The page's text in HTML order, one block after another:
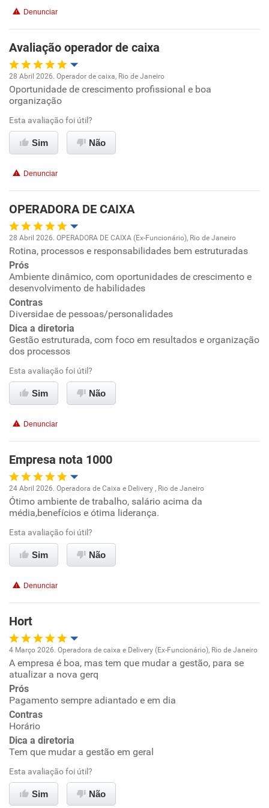
Recomenda esta empresa
Recomenda a diretoria
Denunciar
Avaliação operador de caixa
Oportunidade de promoção
Ambiente de trabalho
Conciliação com a vida familiar
Recomenda esta empresa
Recomenda a diretoria
28 Abril 2026. Operador de caixa, Rio de Janeiro
Oportunidade de crescimento profissional e boa
organização
Esta avaliação foi útil?
Sim Não
Denunciar
OPERADORA DE CAIXA
Oportunidade de promoção
Ambiente de trabalho
Conciliação com a vida familiar
Benefícios
Recomenda esta empresa
Recomenda a diretoria
28 Abril 2026. OPERADORA DE CAIXA (Ex-Funcionário), Rio de Janeiro
Rotina, processos e responsabilidades bem estruturadas
Prós
Ambiente dinâmico, com oportunidades de crescimento e
desenvolvimento de habilidades
Contras
Diversidae de pessoas/personalidades
Dica a diretoria
Gestão estruturada, com foco em resultados e organização
dos processos
Esta avaliação foi útil?
Sim Não
Denunciar
Empresa nota 1000
Oportunidade de promoção
Ambiente de trabalho
Conciliação com a vida familiar
Recomenda a diretoria
24 Abril 2026. Operadora de Caixa e Delivery , Rio de Janeiro
Ótimo ambiente de trabalho, salário acima da
média,benefícios e ótima liderança.
Esta avaliação foi útil?
Sim Não
Denunciar
Hort
Oportunidade de promoção
Ambiente de trabalho
Conciliação com a vida familiar
Benefícios
Recomenda esta empresa
Não recomenda a diretoria
4 Março 2026. Operadora de caixa e Delivery (Ex-Funcionário), Rio de Janeiro
A empresa é boa, mas tem que mudar a gestão, para se
atualizar a nova gerq
Prós
Pagamento sempre adiantado e em dia
Contras
Horário
Dica a diretoria
Tem que mudar a gestão em geral
Esta avaliação foi útil?
Sim Não